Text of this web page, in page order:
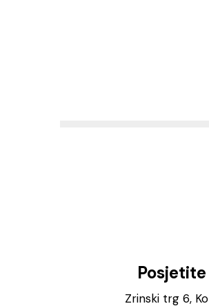
Zrinski trg 6,